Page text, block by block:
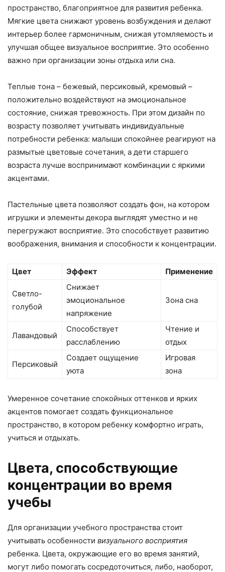
пространство, благоприятное для развития ребенка.
Мягкие цвета снижают уровень возбуждения и делают
интерьер более гармоничным, снижая утомляемость и
улучшая общее визуальное восприятие. Это особенно
важно при организации зоны отдыха или сна.
Теплые тона – бежевый, персиковый, кремовый –
положительно воздействуют на эмоциональное
состояние, снижая тревожность. При этом дизайн по
возрасту позволяет учитывать индивидуальные
потребности ребенка: малыши спокойнее реагируют на
размытые цветовые сочетания, а дети старшего
возраста лучше воспринимают комбинации с яркими
акцентами.
Пастельные цвета позволяют создать фон, на котором
игрушки и элементы декора выглядят уместно и не
перегружают восприятие. Это способствует развитию
воображения, внимания и способности к концентрации.
Цвет Эффект Применение
Светло-
голубой
Снижает
эмоциональное
напряжение
Зона сна
Лавандовый
Способствует
расслаблению
Чтение и
отдых
Персиковый
Создает ощущение
уюта
Игровая
зона
Умеренное сочетание спокойных оттенков и ярких
акцентов помогает создать функциональное
пространство, в котором ребенку комфортно играть,
учиться и отдыхать.
Цвета, способствующие
концентрации во время
учебы
Для организации учебного пространства стоит
учитывать особенности визуального восприятия
ребенка. Цвета, окружающие его во время занятий,
могут либо помогать сосредоточиться, либо, наоборот,